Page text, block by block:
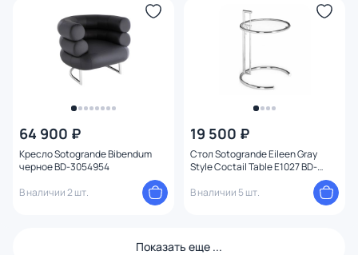
64 900 ₽
Кресло Sotogrande Bibendum
черное BD-3054954
В наличии 2 шт.
19 500 ₽
Стол Sotogrande Eileen Gray
Style Coctail Table E1027 BD-
В наличии 5 шт.
Показать еще ...